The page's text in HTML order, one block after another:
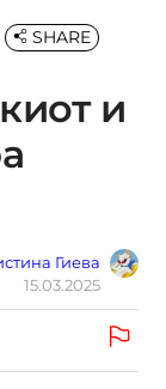
и
Гиева
15.03.2025
SHARE